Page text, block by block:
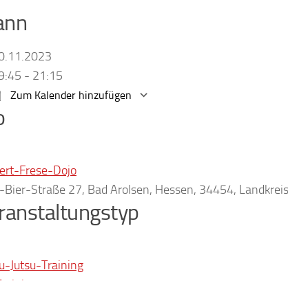
- 21:15
Zum Kalender hinzufügen
herunterladen
Frese-Dojo
Bier-Straße 27, Bad Arolsen, Hessen, 34454,
Jutsu-Training